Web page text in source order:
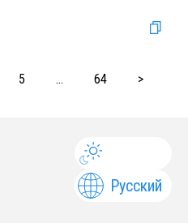
5 ... 64 >
Русский